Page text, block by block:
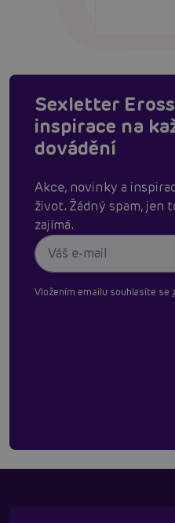
Sexletter
inspirace na
dovádění
Akce, novinky a
život. Žádný spam, jen
zajímá.
Vložením emailu souhlasíte se